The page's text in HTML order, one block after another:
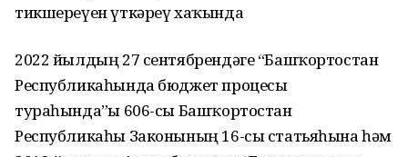
тикшереүен үткәреү хаҡында
2022 йылдың 27 сентябрендәге “Башҡортостан
Республикаһында бюджет процесы
тураһында”ғы 606-сы Башҡортостан
Республикаһы Законының 16-сы статьяһына һәм